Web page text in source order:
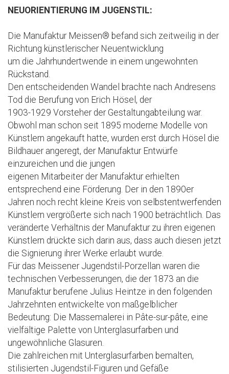
NEUORIENTIERUNG IM JUGENSTIL:
Die Manufaktur Meissen® befand sich zeitweilig in der
Richtung künstlerischer Neuentwicklung
um die Jahrhundertwende in einem ungewohnten
Rückstand.
Den entscheidenden Wandel brachte nach Andresens
Tod die Berufung von Erich Hösel, der
1903-1929 Vorsteher der Gestaltungabteilung war.
Obwohl man schon seit 1895 moderne Modelle von
Künstlern angekauft hatte, wurden erst durch Hösel die
Bildhauer angeregt, der Manufaktur Entwürfe
einzureichen und die jungen
eigenen Mitarbeiter der Manufaktur erhielten
entsprechend eine Förderung. Der in den 1890er
Jahren noch recht kleine Kreis von selbstentwerfenden
Künstlern vergrößerte sich nach 1900 beträchtlich. Das
veränderte Verhältnis der Manufaktur zu ihren eigenen
Künstlern drückte sich darin aus, dass auch diesen jetzt
die Signierung ihrer Werke erlaubt wurde.
Für das Meissener Jugendstil-Porzellan waren die
technischen Verbesserungen, die der 1873 an die
Manufaktur berufene Julius Heintze in den folgenden
Jahrzehnten entwickelte von maßgelblicher
Bedeutung: Die Massemalerei in Pâte-sur-pâte, eine
vielfältige Palette von Unterglasurfarben und
ungewöhnliche Glasuren.
Die zahlreichen mit Unterglasurfarben bemalten,
stilisierten Jugendstil-Figuren und Gefäße